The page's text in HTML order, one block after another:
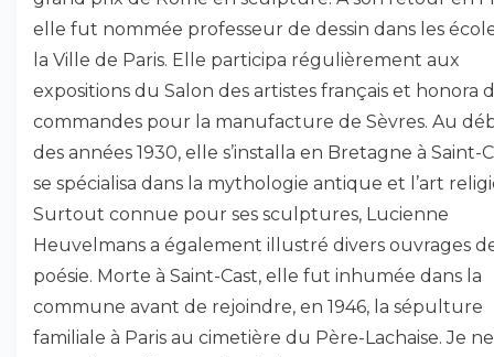
elle fut nommée professeur de dessin dans les
la Ville de Paris. Elle participa régulièrement aux
expositions du Salon des artistes français et honora
commandes pour la manufacture de Sèvres. Au
des années 1930, elle s’installa en Bretagne à Saint-
se spécialisa dans la mythologie antique et l’art
Surtout connue pour ses sculptures, Lucienne
Heuvelmans a également illustré divers ouvrages
poésie. Morte à Saint-Cast, elle fut inhumée dans la
commune avant de rejoindre, en 1946, la sépulture
familiale à Paris au cimetière du Père-Lachaise. Je